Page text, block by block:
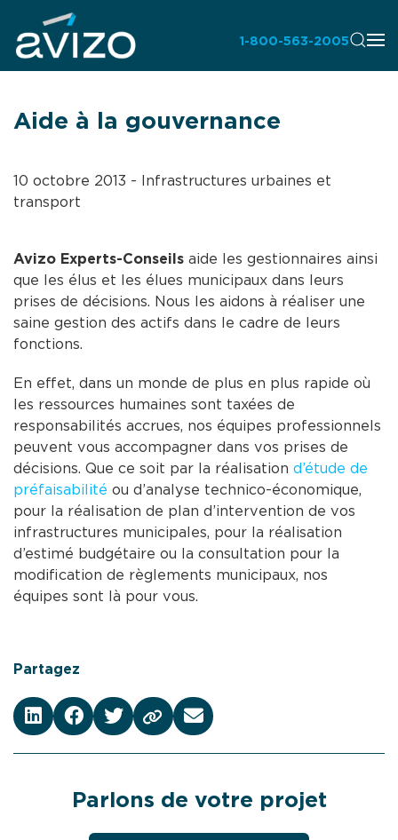
1-800-563-2005
Aide à la gouvernance
10 octobre 2013 - Infrastructures urbaines et
transport
Avizo Experts-Conseils aide les gestionnaires ainsi
que les élus et les élues municipaux dans leurs
prises de décisions. Nous les aidons à réaliser une
saine gestion des actifs dans le cadre de leurs
fonctions.
En effet, dans un monde de plus en plus rapide où
les ressources humaines sont taxées de
responsabilités accrues, nos équipes professionnels
peuvent vous accompagner dans vos prises de
décisions. Que ce soit par la réalisation d’étude de
préfaisabilité ou d’analyse technico-économique,
pour la réalisation de plan d’intervention de vos
infrastructures municipales, pour la réalisation
d’estimé budgétaire ou la consultation pour la
modification de règlements municipaux, nos
équipes sont là pour vous.
Partagez
Parlons de votre projet